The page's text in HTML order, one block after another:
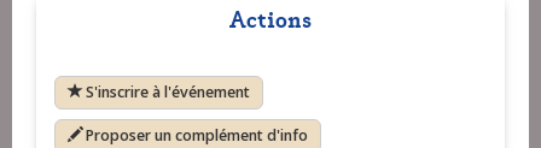
Actions
S'inscrire à l'événement
Proposer un complément d'info